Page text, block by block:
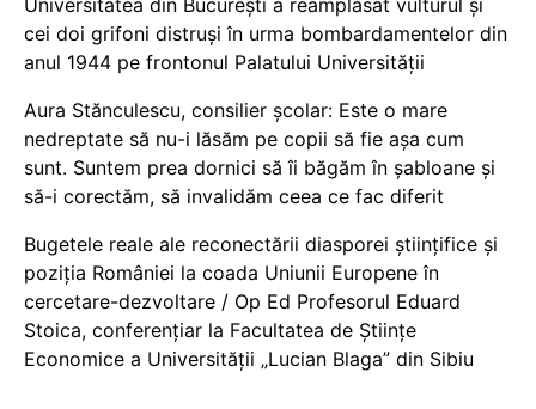
Universitatea din București a reamplasat vulturul și
cei doi grifoni distruși în urma bombardamentelor din
anul 1944 pe frontonul Palatului Universității
Aura Stănculescu, consilier școlar: Este o mare
nedreptate să nu-i lăsăm pe copii să fie așa cum
sunt. Suntem prea dornici să îi băgăm în șabloane și
să-i corectăm, să invalidăm ceea ce fac diferit
Bugetele reale ale reconectării diasporei științifice și
poziția României la coada Uniunii Europene în
cercetare-dezvoltare / Op Ed Profesorul Eduard
Stoica, conferențiar la Facultatea de Științe
Economice a Universității „Lucian Blaga” din Sibiu